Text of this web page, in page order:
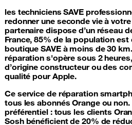
les techniciens SAVE
redonner une seconde vie à
partenaire dispose d’un réseau
France, 85% de la population
boutique SAVE à moins de 30
réparation s'opère sous 2
d’origine constructeur ou des
qualité pour Apple.
Ce service de réparation
tous les abonnés Orange ou
préférentiel : tous les clients
Sosh bénéficient de 20% de